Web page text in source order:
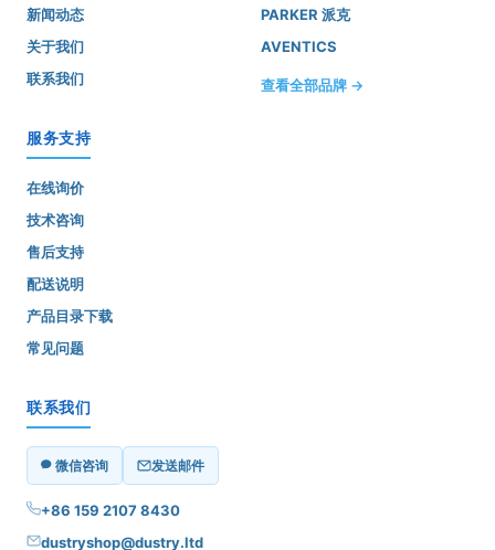
新闻动态
关于我们
联系我们
PARKER 派克
AVENTICS
查看全部品牌 →
服务支持
在线询价
技术咨询
售后支持
配送说明
产品目录下载
常见问题
联系我们
微信咨询 发送邮件
+86 159 2107 8430
dustryshop@dustry.ltd